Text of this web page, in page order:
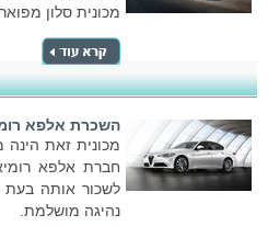
מכונית סלון
השכרת אלפא
מכונית זאת הינה
חברת אלפא
לשכור אותה בעת
נהיגה מושלמת.